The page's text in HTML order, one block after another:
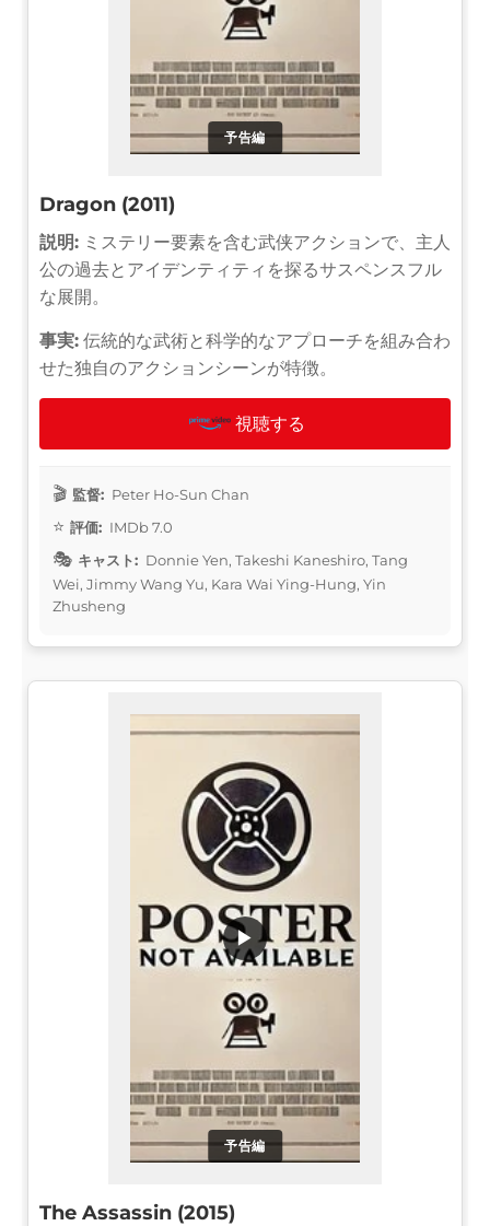
予告編
Dragon (2011)
説明: ミステリー要素を含む武侠アクションで、主人
公の過去とアイデンティティを探るサスペンスフル
な展開。
事実: 伝統的な武術と科学的なアプローチを組み合わ
せた独自のアクションシーンが特徴。
視聴する
監督: Peter Ho-Sun Chan
評価: IMDb 7.0
キャスト: Donnie Yen, Takeshi Kaneshiro, Tang
Wei, Jimmy Wang Yu, Kara Wai Ying-Hung, Yin
Zhusheng
予告編
▶
The Assassin (2015)